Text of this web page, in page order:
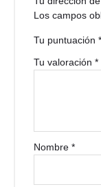
Los campos
Tu puntuación*
Tu valoración*
Nombre*